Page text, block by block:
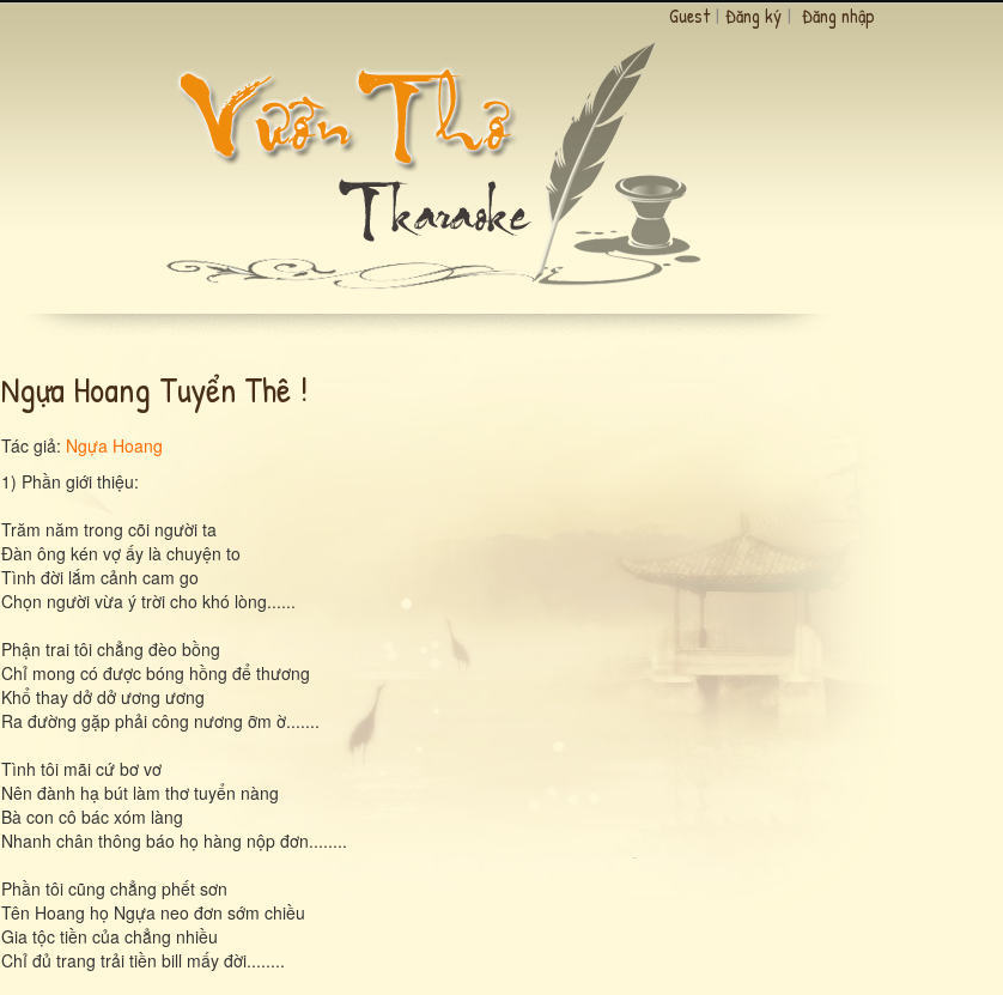
Guest | Đăng ký | Đăng nhập
Ngựa Hoang Tuyển Thê !
Tác giả: Ngựa Hoang
1) Phần giới thiệu:
Trăm năm trong cõi người ta
Đàn ông kén vợ ấy là chuyện to
Tình đời lắm cảnh cam go
Chọn người vừa ý trời cho khó lòng......
Phận trai tôi chẳng đèo bồng
Chỉ mong có được bóng hồng để thương
Khổ thay dở dở ương ương
Ra đường gặp phải công nương ỡm ờ.......
Tình tôi mãi cứ bơ vơ
Nên đành hạ bút làm thơ tuyển nàng
Bà con cô bác xóm làng
Nhanh chân thông báo họ hàng nộp đơn........
Phần tôi cũng chẳng phết sơn
Tên Hoang họ Ngựa neo đơn sớm chiều
Gia tộc tiền của chẳng nhiều
Chỉ đủ trang trải tiền bill mấy đời........